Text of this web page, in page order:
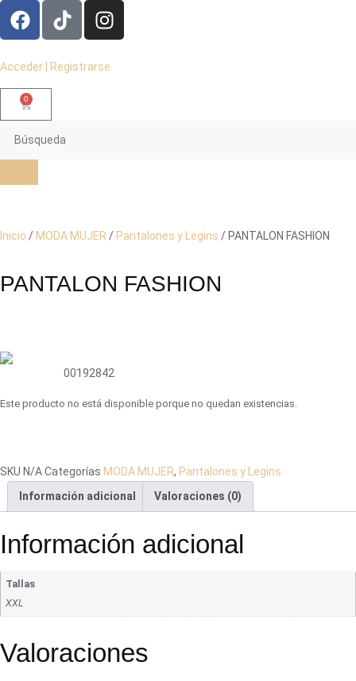
Acceder | Registrarse
0
Inicio / MODA MUJER / Pantalones y Legins / PANTALON FASHION
PANTALON FASHION
00192842
Este producto no está disponible porque no quedan existencias.
SKU N/ACategorías MODA MUJER, Pantalones y Legins
Información adicional
Valoraciones (0)
Información adicional
Tallas
XXL
Valoraciones